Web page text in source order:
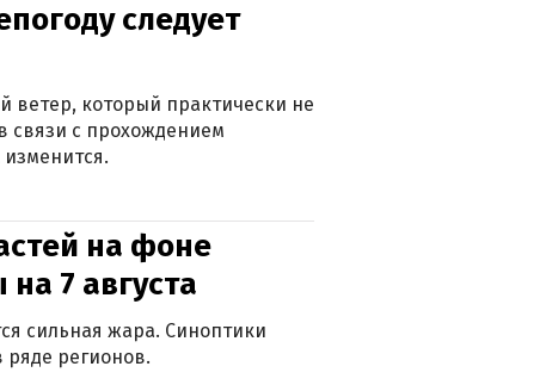
следует
ветер, который практически не
связи с прохождением
на фоне
7 августа
сильная жара. Синоптики
регионов.